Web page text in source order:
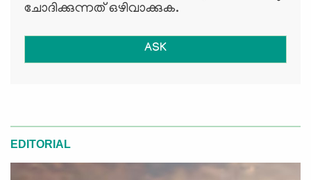
ചോദിക്കുന്നത് ഒഴിവാക്കുക.
ASK
EDITORIAL